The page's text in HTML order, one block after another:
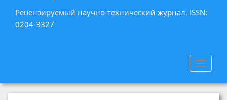
Рецензируемый научно-технический журнал. ISSN:
0204-3327
Toggle